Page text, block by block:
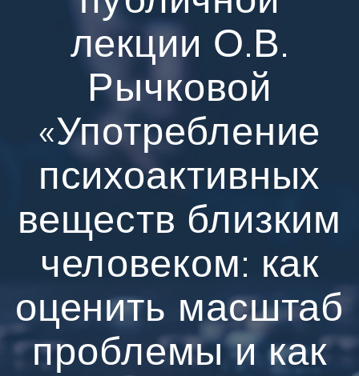
лекции О.В.
Рычковой
«Употребление
психоактивных
веществ близким
человеком: как
оценить масштаб
проблемы и как